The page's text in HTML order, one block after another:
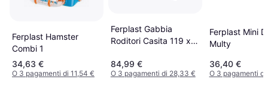
Ferplast Hamster
Combi 1
34,63 €
O 3 pagamenti di 11,54 €
Ferplast Gabbia
Roditori Casita 119 x
84,99 €
O 3 pagamenti di 28,33 €
Ferplast Mini
Multy
36,40 €
O 3 pagamenti di